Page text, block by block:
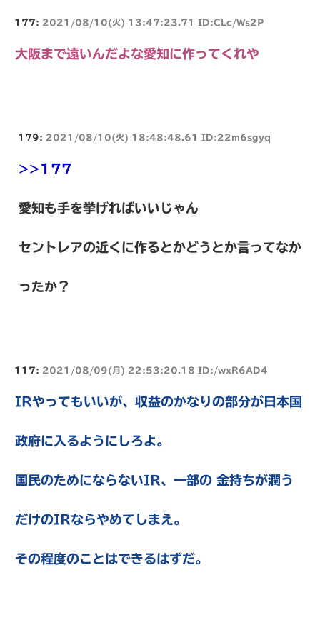
177: 2021/08/10(火) 13:47:23.71 ID:CLc/Ws2P
大阪まで遠いんだよな愛知に作ってくれや
179: 2021/08/10(火) 18:48:48.61 ID:22m6sgyq
>>177
愛知も手を挙げればいいじゃん
セントレアの近くに作るとかどうとか言ってなか
ったか？
117: 2021/08/09(月) 22:53:20.18 ID:/wxR6AD4
IRやってもいいが、収益のかなりの部分が日本国
政府に入るようにしろよ。
国民のためにならないIR、一部の 金持ちが潤う
だけのIRならやめてしまえ。
その程度のことはできるはずだ。